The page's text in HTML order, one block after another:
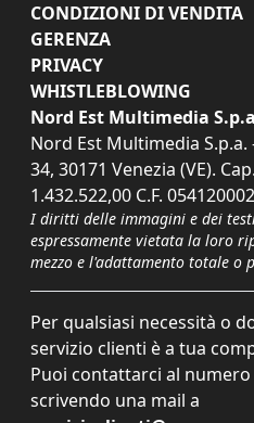
CONDIZIONI DI VENDITA
GERENZA
PRIVACY
WHISTLEBLOWING
Nord Est Multimedia
Nord Est Multimedia
34, 30171 Venezia (VE).
1.432.522,00 C.F.
I diritti delle immagini e dei
espressamente vietata la loro
mezzo e l'adattamento totale o
Per qualsiasi necessità o
servizio clienti è a tua
Puoi contattarci al numero
scrivendo una mail a